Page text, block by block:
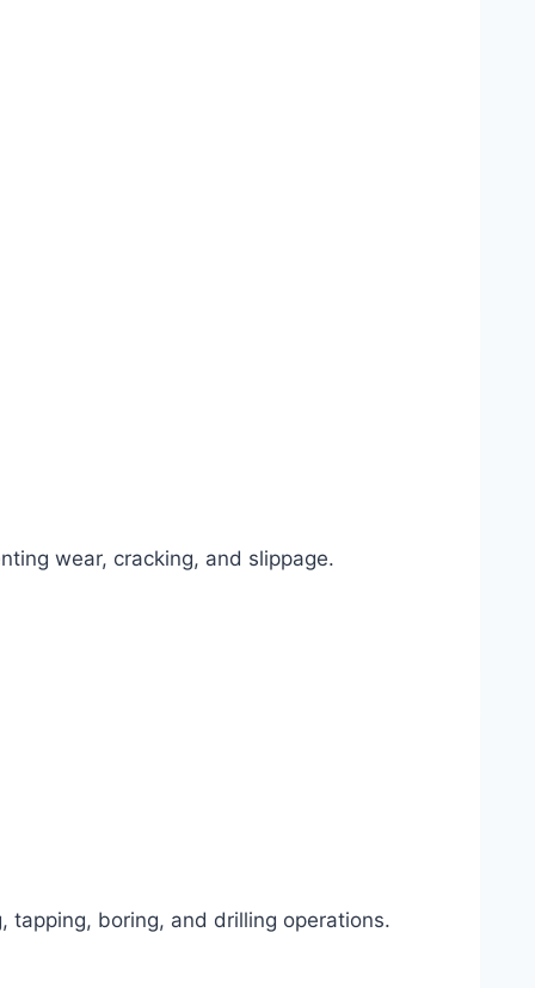
wear, cracking, and slippage.
tapping, boring, and drilling operations.